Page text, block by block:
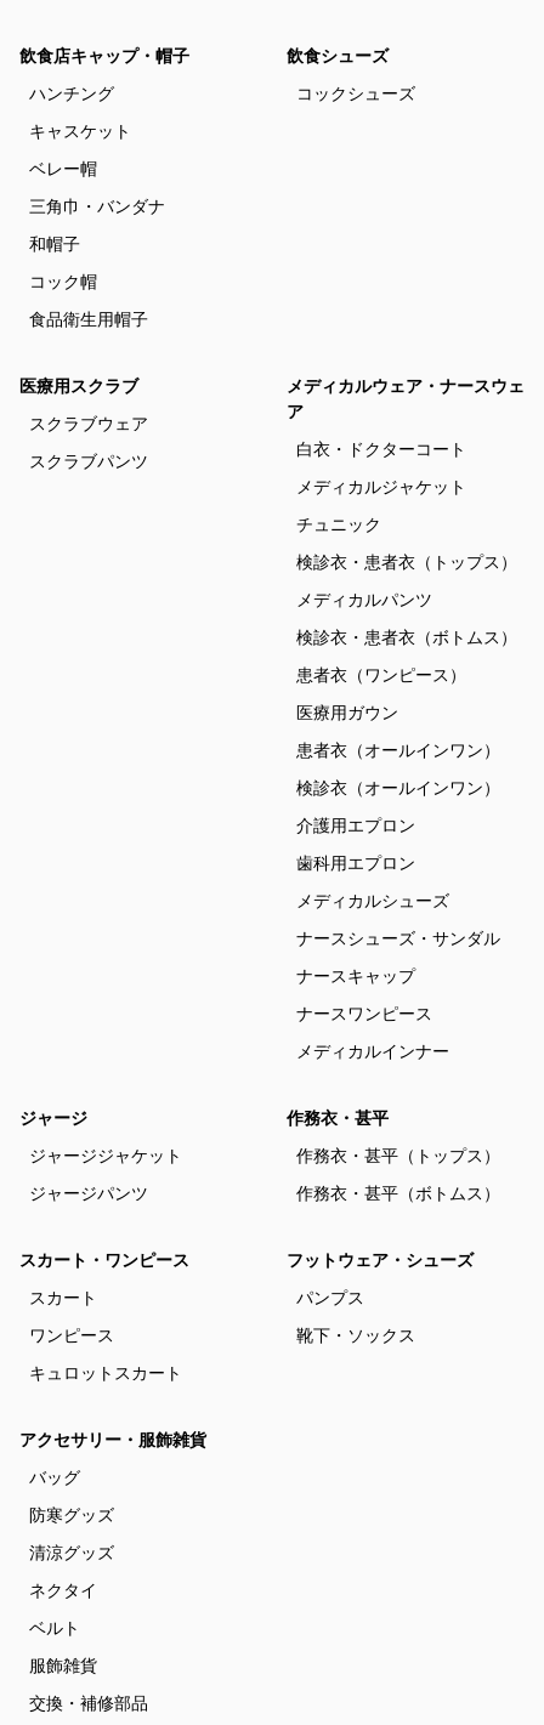
飲食店キャップ・帽子
ハンチング
キャスケット
ベレー帽
三角巾・バンダナ
和帽子
コック帽
食品衛生用帽子
飲食シューズ
コックシューズ
医療用スクラブ
スクラブウェア
スクラブパンツ
メディカルウェア・ナースウェ
ア
白衣・ドクターコート
メディカルジャケット
チュニック
検診衣・患者衣（トップス）
メディカルパンツ
検診衣・患者衣（ボトムス）
患者衣（ワンピース）
医療用ガウン
患者衣（オールインワン）
検診衣（オールインワン）
介護用エプロン
歯科用エプロン
メディカルシューズ
ナースシューズ・サンダル
ナースキャップ
ナースワンピース
メディカルインナー
ジャージ
ジャージジャケット
ジャージパンツ
作務衣・甚平
作務衣・甚平（トップス）
作務衣・甚平（ボトムス）
スカート・ワンピース
スカート
ワンピース
キュロットスカート
フットウェア・シューズ
パンプス
靴下・ソックス
アクセサリー・服飾雑貨
バッグ
防寒グッズ
清涼グッズ
ネクタイ
ベルト
服飾雑貨
交換・補修部品